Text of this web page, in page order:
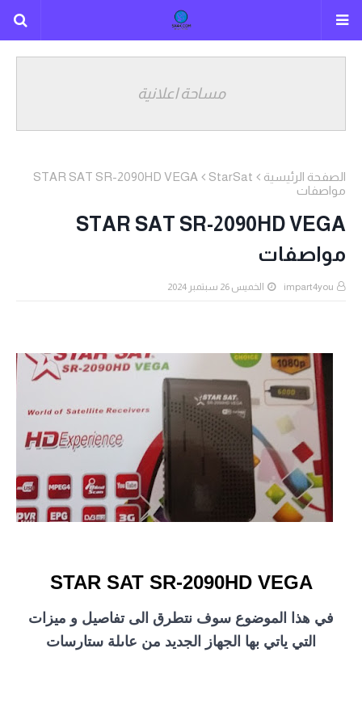
مساحة اعلانية
الصفحة الرئيسية StarSat
STAR SAT SR-2090HD VEGA
مواصفات
STAR SAT SR-2090HD VEGA
مواصفات
impart4you الخميس 26 سبتمبر 2024
STAR SAT SR-2090HD VEGA
في هذا الموضوع سوف نتطرق الى تفاصيل و ميزات
التي ياتي بها الجهاز الجديد من عاىلة ستارسات